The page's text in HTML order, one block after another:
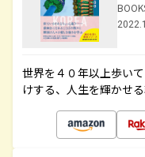
世界を４０年以上歩い
けする、人生を輝かせ